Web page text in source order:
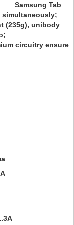
Samsung Tab
simultaneously;
(235g), unibody
circuitry ensure